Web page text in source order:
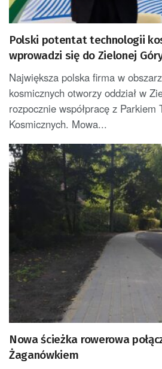
Polski potentat technologii
wprowadzi się do Zielonej
Największa polska firma w
kosmicznych otworzy oddział w
rozpocznie współpracę z Parkiem
Kosmicznych. Mowa...
Nowa ścieżka rowerowa
Żaganówkiem